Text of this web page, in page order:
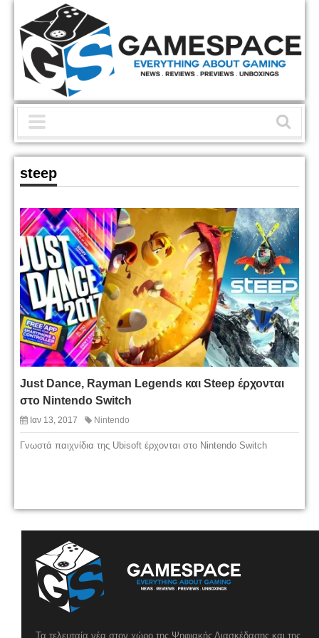
steep
Just Dance, Rayman Legends και Steep έρχονται
στο Nintendo Switch
Ιαν 13, 2017 Nintendo
Γνωστά παιχνίδια της Ubisoft έρχονται στο Nintendo Switch
Τα τελευταία νέα στον χώρο της Ψηφιακής Διασκέδασης και της